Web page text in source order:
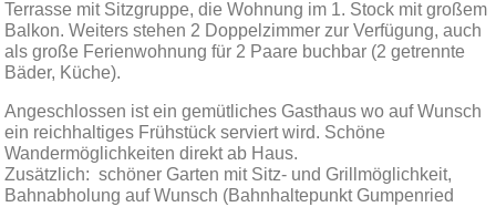
Terrasse mit Sitzgruppe, die Wohnung im 1. Stock mit großem
Balkon. Weiters stehen 2 Doppelzimmer zur Verfügung, auch
als große Ferienwohnung für 2 Paare buchbar (2 getrennte
Bäder, Küche).
Angeschlossen ist ein gemütliches Gasthaus wo auf Wunsch
ein reichhaltiges Frühstück serviert wird. Schöne
Wandermöglichkeiten direkt ab Haus.
Zusätzlich: schöner Garten mit Sitz- und Grillmöglichkeit,
Bahnabholung auf Wunsch (Bahnhaltepunkt Gumpenried